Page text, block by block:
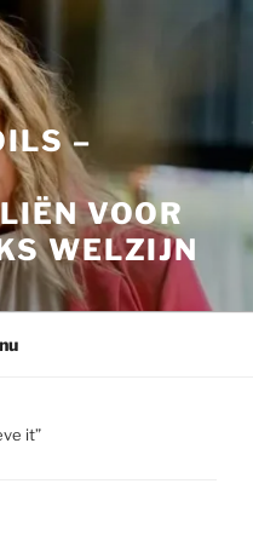
–
VOOR
WELZIJN
it”